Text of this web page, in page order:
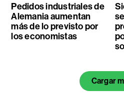
Pedidos industriales de
Alemania aumentan
más de lo previsto por
los economistas
Cargar